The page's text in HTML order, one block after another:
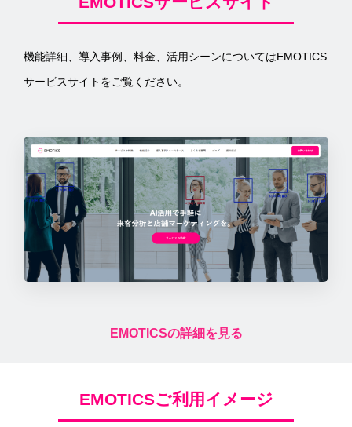
機能詳細、導入事例、料金、活用シーンについてはEMOTICS
サービスサイトをご覧ください。
EMOTICSの詳細を見る
EMOTICSご利用イメージ